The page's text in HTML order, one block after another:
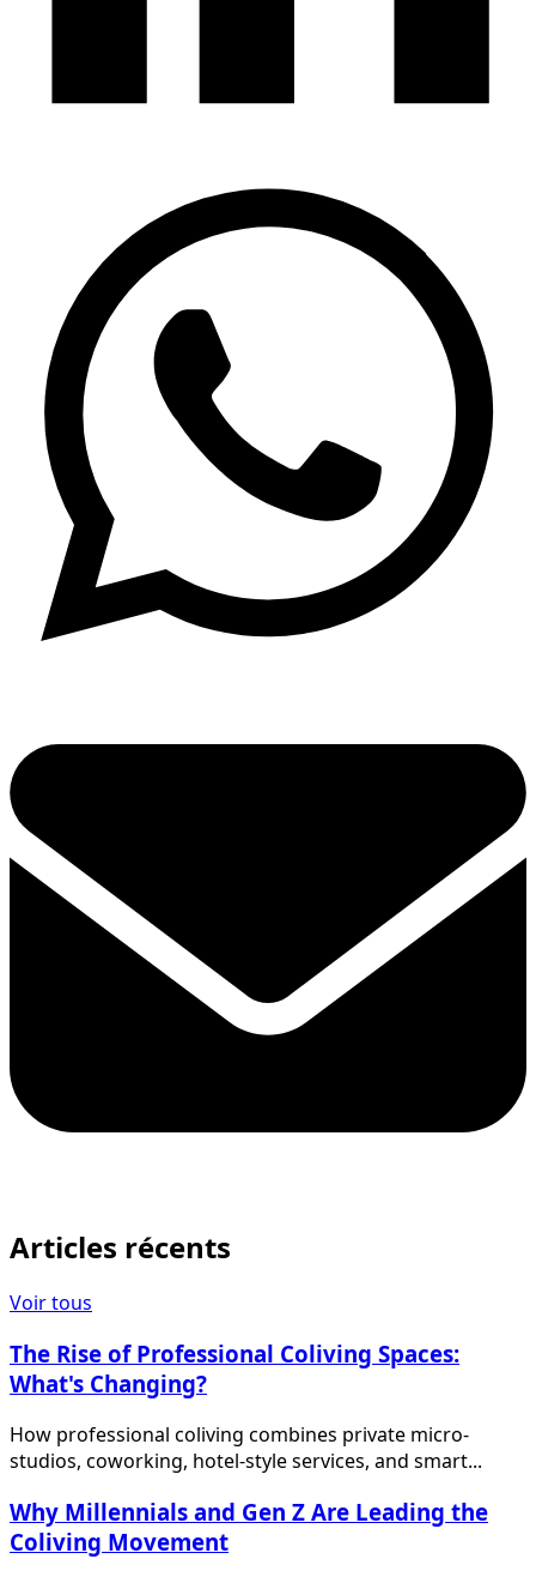
Articles récents
Voir tous
The Rise of Professional Coliving Spaces:
What's Changing?
How professional coliving combines private micro-
studios, coworking, hotel-style services, and smart...
Why Millennials and Gen Z Are Leading the
Coliving Movement